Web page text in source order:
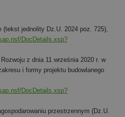
(tekst jednolity Dz.U. 2024 poz. 725),
DocDetails.xsp?
z dnia 11 września 2020 r. w
i formy projektu budowlanego
DocDetails.xsp?
przestrzennym (Dz.U.